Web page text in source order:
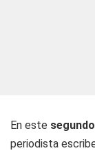
En este
periodista